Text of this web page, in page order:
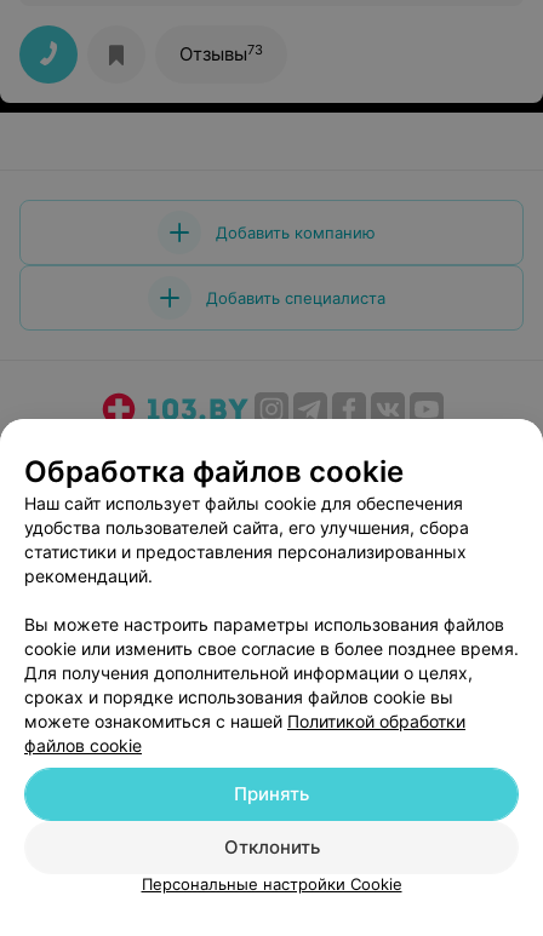
которые за время лечения у меня ушли, она обращала
внимания на другие мои "болячки", где меня
консультировали и лечили врачи другого профиля.
Отзывы73
Добавить компанию
Добавить специалиста
Медицинский маркетинг
Публичный договор
Пользовательское соглашение
Способы оплаты
Вакансии
Партнеры
Написать руководителю 103.by
Персональные настройки cookie
Обработка персональных данных
© 2026 ООО «Артокс Лаб», УНП 191700409| 220012, Республика Беларусь,
г. Минск, улица Толбухина, 2, пом. 16 | help@103.by
Обработка файлов cookie
Наш сайт использует файлы cookie для обеспечения
удобства пользователей сайта, его улучшения, сбора
статистики и предоставления персонализированных
рекомендаций.
Вы можете настроить параметры использования файлов
cookie или изменить свое согласие в более позднее время.
Для получения дополнительной информации о целях,
сроках и порядке использования файлов cookie вы
можете ознакомиться с нашей Политикой обработки
файлов cookie
Отклонить
Принять
Персональные настройки Cookie